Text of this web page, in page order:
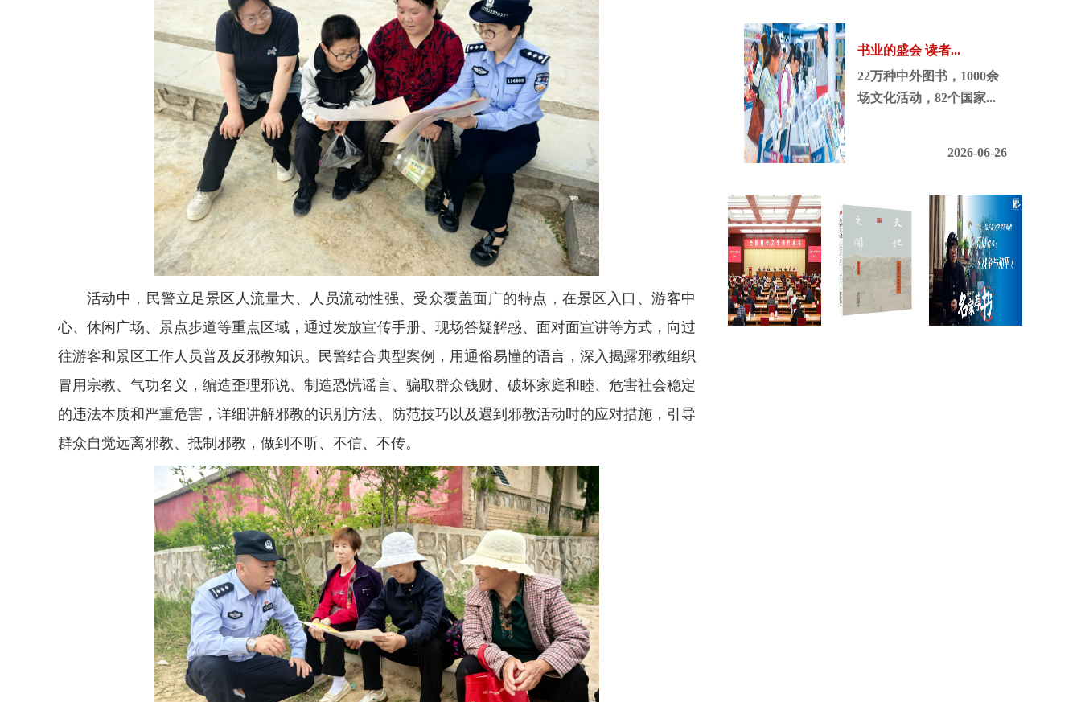
活动中，民警立足景区人流量大、人员流动性强、受众覆盖面广的特点，在景区入口、游客中
心、休闲广场、景点步道等重点区域，通过发放宣传手册、现场答疑解惑、面对面宣讲等方式，向过
往游客和景区工作人员普及反邪教知识。民警结合典型案例，用通俗易懂的语言，深入揭露邪教组织
冒用宗教、气功名义，编造歪理邪说、制造恐慌谣言、骗取群众钱财、破坏家庭和睦、危害社会稳定
的违法本质和严重危害，详细讲解邪教的识别方法、防范技巧以及遇到邪教活动时的应对措施，引导
群众自觉远离邪教、抵制邪教，做到不听、不信、不传。